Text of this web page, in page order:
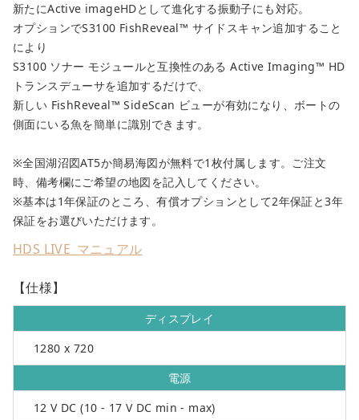
カートに追加しました。
カートへ進む
新たにActive imageHDとして進化する振動子にも対応。
オプションでS3100 FishReveal™ サイドスキャン追加すること
により
S3100 ソナー モジュールと互換性のある Active Imaging™ HD
トランスデューサを追加するだけで、
新しい FishReveal™ SideScan ビューが有効になり、ボートの
側面にいる魚を簡単に識別できます。
※全国湖沼図AT5か簡易海図が無料で1枚付属します。ご注文
時、備考欄にご希望の地図を記入してください。
※基本は1年保証のところ、有償オプションとして2年保証と3年
保証をお選びいただけます。
HDS LIVE_マニュアル
【仕様】
ディスプレイ
1280 x 720
電源
12 V DC (10 - 17 V DC min - max)